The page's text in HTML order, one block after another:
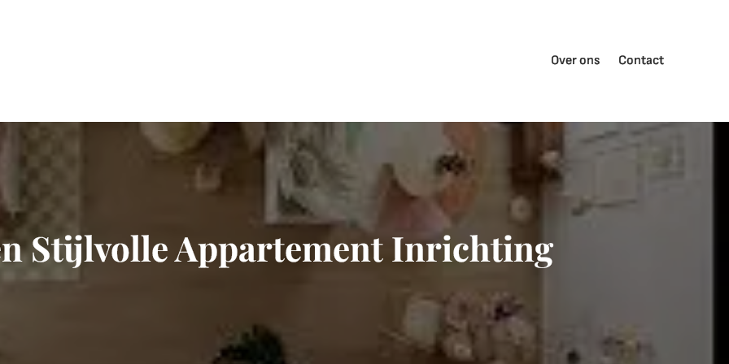
Over ons Contact
Stijlvolle Appartement Inrichting